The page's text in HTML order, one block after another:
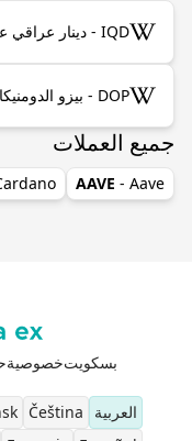
IQD - دينار عراقي على ويكيبيديا
DOP - بيزو الدومنيكان على ويكيبيديا
جميع العملات
AAVE - Aave
بسكويتخصوصية
العربية
Čeština